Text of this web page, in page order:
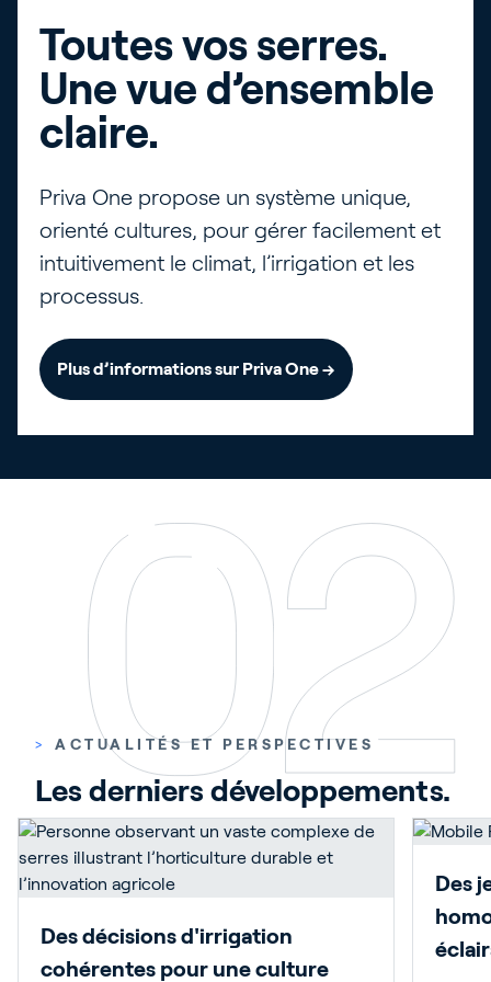
Toutes vos serres.
Une vue d’ensemble
claire.
Priva One propose un système unique,
orienté cultures, pour gérer facilement et
intuitivement le climat, l’irrigation et les
processus.
Plus d’informations sur Priva One →
> ACTUALITÉS ET PERSPECTIVES
Les derniers développements.
Des décisions d'irrigation
cohérentes pour une culture
Des